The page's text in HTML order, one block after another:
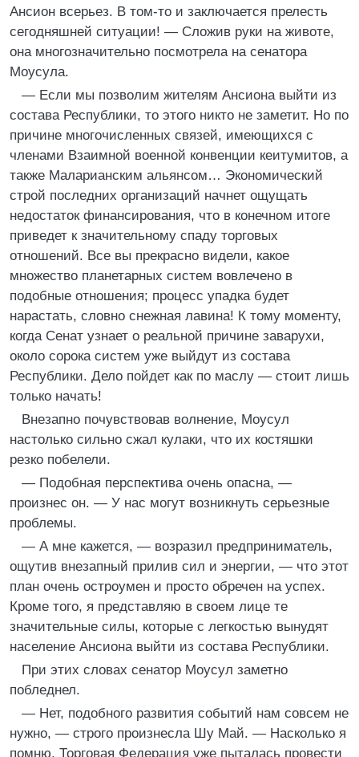
Ансион всерьез. В том-то и заключается прелесть
сегодняшней ситуации! — Сложив руки на животе,
она многозначительно посмотрела на сенатора
Моусула.
— Если мы позволим жителям Ансиона выйти из
состава Республики, то этого никто не заметит. Но по
причине многочисленных связей, имеющихся с
членами Взаимной военной конвенции кеитумитов, а
также Маларианским альянсом… Экономический
строй последних организаций начнет ощущать
недостаток финансирования, что в конечном итоге
приведет к значительному спаду торговых
отношений. Все вы прекрасно видели, какое
множество планетарных систем вовлечено в
подобные отношения; процесс упадка будет
нарастать, словно снежная лавина! К тому моменту,
когда Сенат узнает о реальной причине заварухи,
около сорока систем уже выйдут из состава
Республики. Дело пойдет как по маслу — стоит лишь
только начать!
Внезапно почувствовав волнение, Моусул
настолько сильно сжал кулаки, что их костяшки
резко побелели.
— Подобная перспектива очень опасна, —
произнес он. — У нас могут возникнуть серьезные
проблемы.
— А мне кажется, — возразил предприниматель,
ощутив внезапный прилив сил и энергии, — что этот
план очень остроумен и просто обречен на успех.
Кроме того, я представляю в своем лице те
значительные силы, которые с легкостью вынудят
население Ансиона выйти из состава Республики.
При этих словах сенатор Моусул заметно
побледнел.
— Нет, подобного развития событий нам совсем не
нужно, — строго произнесла Шу Май. — Насколько я
помню, Торговая Федерация уже пыталась провести